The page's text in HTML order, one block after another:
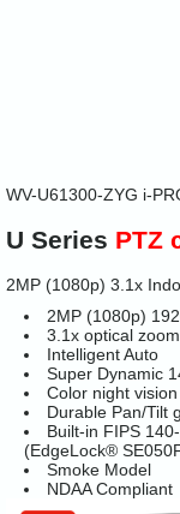
WV-U61300-ZYG i-
U Series PTZ
2MP (1080p) 3.1x
2MP (1080p)
3.1x optical zoom
Intelligent Auto
Super Dynamic
Color night
Durable Pan/Tilt
Built-in FIPS
(EdgeLock®
Smoke Model
NDAA Compliant